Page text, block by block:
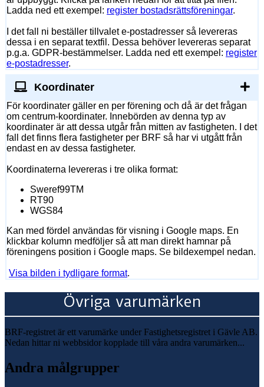
Ladda ned ett exempel: register bostadsrättsföreningar.
I det fall ni beställer tillvalet e-postadresser så levereras
dessa i en separat textfil. Dessa behöver levereras separat
p.g.a. GDPR-bestämmelser. Ladda ned ett exempel: register
e-postadresser.
Koordinater
För koordinater gäller en per förening och då är det frågan
om centrum-koordinater. Innebörden av denna typ av
koordinater är att dessa utgår från mitten av fastigheten. I det
fall det finns flera fastigheter per BRF så har vi utgått från
endast en av dessa fastigheter.
Koordinaterna levereras i tre olika format:
Sweref99TM
RT90
WGS84
Kan med fördel användas för visning i Google maps. En
klickbar kolumn medföljer så att man direkt hamnar på
föreningens position i Google maps. Se bildexempel nedan.
Visa bilden i tydligare format.
Övriga varumärken
BRF-registret är ett varumärke under Fastighetsregistret i Gävle AB.
Nedan hittar ni webbsidor kopplade till våra andra varumärken...
Andra målgrupper